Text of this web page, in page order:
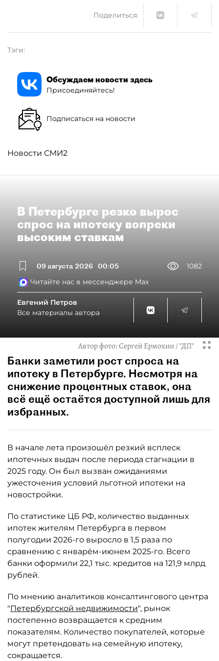
Поделиться:
Тэги:
Обсуждаем новости здесь
Присоединяйтесь!
Подписаться на новости
Новости СМИ2
В Петербурге резко вырос
спрос на ипотеку вопреки
высоким ставкам
09 августа 2026 00:05
1082
Читайте нас в мессенджере Max
Евгений Петров
Все материалы автора
Автор фото:Сергей Ермохин / "ДП"
Банки заметили рост спроса на
ипотеку в Петербурге. Несмотря на
снижение процентных ставок, она
всё ещё остаётся доступной лишь для
избранных.
В начале лета произошёл резкий всплеск
ипотечных выдач после периода стагнации в
2025 году. Он был вызван ожиданиями
ужесточения условий льготной ипотеки на
новостройки.
По статистике ЦБ РФ, количество выданных
ипотек жителям Петербурга в первом
полугодии 2026-го выросло в 1,5 раза по
сравнению с январём-июнем 2025-го. Всего
банки оформили 22,1 тыс. кредитов на 121,9 млрд
рублей.
По мнению аналитиков консалтингового центра
"Петербургской недвижимости", рынок
постепенно возвращается к средним
показателям. Количество покупателей, которые
могут претендовать на семейную ипотеку,
сокращается.